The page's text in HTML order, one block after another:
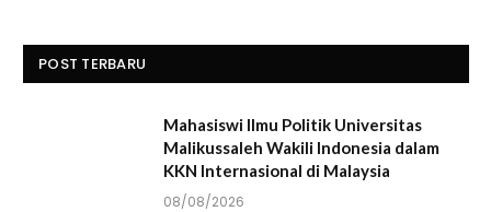
POST TERBARU
Mahasiswi Ilmu Politik Universitas
Malikussaleh Wakili Indonesia dalam
KKN Internasional di Malaysia
08/08/2026